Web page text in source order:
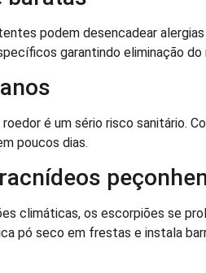
podem desencadear
garantindo eliminação do
é um sério risco sanitário.
poucos dias.
climáticas, os escorpiões se
pó seco em frestas e instala